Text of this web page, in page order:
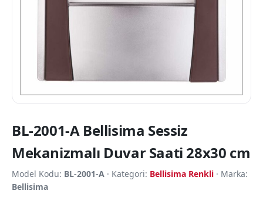
BL-2001-A Bellisima Sessiz
Mekanizmalı Duvar Saati 28x30 cm
Model Kodu: BL-2001-A · Kategori: Bellisima Renkli · Marka:
Bellisima